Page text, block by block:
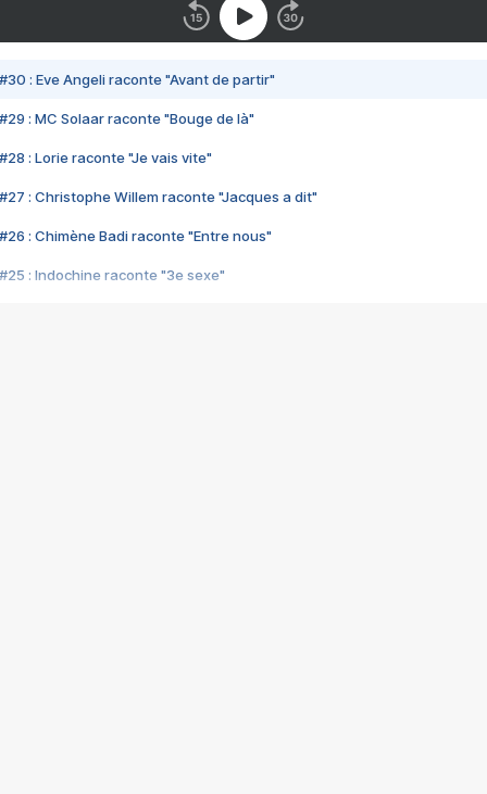
#30 : Eve Angeli raconte "Avant de partir"
#29 : MC Solaar raconte "Bouge de là"
#28 : Lorie raconte "Je vais vite"
#27 : Christophe Willem raconte "Jacques a dit"
#26 : Chimène Badi raconte "Entre nous"
#25 : Indochine raconte "3e sexe"